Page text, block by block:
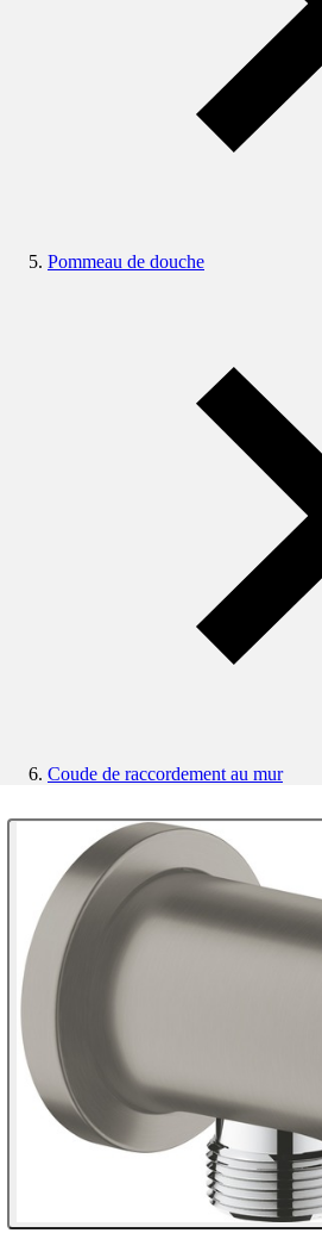
Pommeau de douche
Coude de raccordement au mur